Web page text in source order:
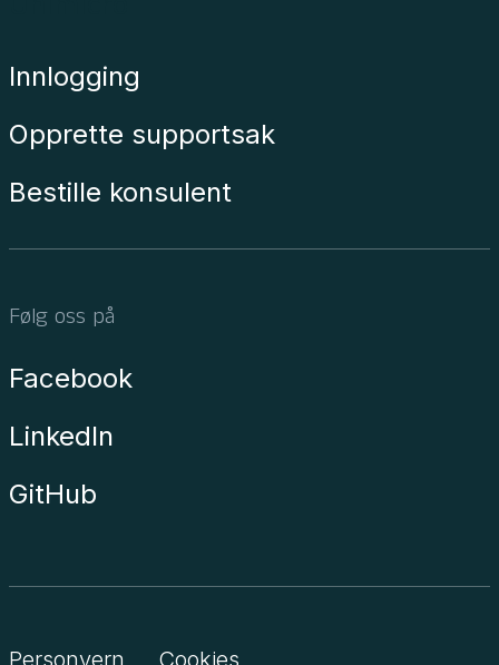
Innlogging
Opprette supportsak
Bestille konsulent
Følg oss på
Facebook
LinkedIn
GitHub
Personvern Cookies